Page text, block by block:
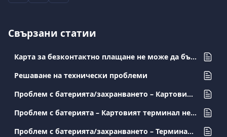
Свързани статии
Карта за безконтактно плащане не може да бъде прочетена. какво трябва да направя?
Решаване на технически проблеми
Проблем с батерията/захранването – Картовият терминал се изключва
Проблем с батерията – Картовият терминал не се зарежда
Проблем с батерията/захранването – Терминали Ciontek